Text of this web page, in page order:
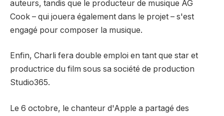
auteurs, tandis que le producteur de musique AG
Cook – qui jouera également dans le projet – s'est
engagé pour composer la musique.
Enfin, Charli fera double emploi en tant que star et
productrice du film sous sa société de production
Studio365.
Le 6 octobre, le chanteur d'Apple a partagé des